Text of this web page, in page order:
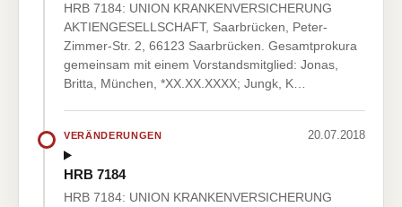
HRB 7184: UNION KRANKENVERSICHERUNG
AKTIENGESELLSCHAFT, Saarbrücken, Peter-
Zimmer-Str. 2, 66123 Saarbrücken. Gesamtprokura
gemeinsam mit einem Vorstandsmitglied: Jonas,
Britta, München, *XX.XX.XXXX; Jungk, K…
VERÄNDERUNGEN 20.07.2018
HRB 7184
HRB 7184: UNION KRANKENVERSICHERUNG